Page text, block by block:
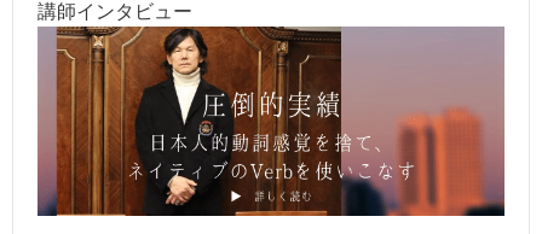
講師インタビュー